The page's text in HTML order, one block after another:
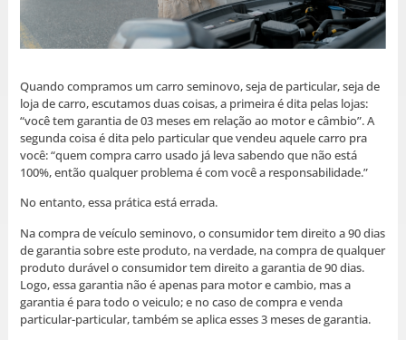
Quando compramos um carro seminovo, seja de particular, seja de
loja de carro, escutamos duas coisas, a primeira é dita pelas lojas:
“você tem garantia de 03 meses em relação ao motor e câmbio”. A
segunda coisa é dita pelo particular que vendeu aquele carro pra
você: “quem compra carro usado já leva sabendo que não está
100%, então qualquer problema é com você a responsabilidade.”
No entanto, essa prática está errada.
Na compra de veículo seminovo, o consumidor tem direito a 90 dias
de garantia sobre este produto, na verdade, na compra de qualquer
produto durável o consumidor tem direito a garantia de 90 dias.
Logo, essa garantia não é apenas para motor e cambio, mas a
garantia é para todo o veiculo; e no caso de compra e venda
particular-particular, também se aplica esses 3 meses de garantia.